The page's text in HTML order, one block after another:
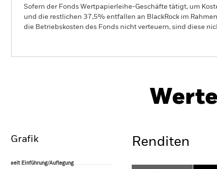
Sofern der Fonds Wertpapierleihe-Geschäfte tätigt, um
und die restlichen 37,5% entfallen an BlackRock im
die Betriebskosten des Fonds nicht verteuern, sind diese
Grafik
seit Einführung/Auflegung
seit Einführung/Auflegung
Renditen